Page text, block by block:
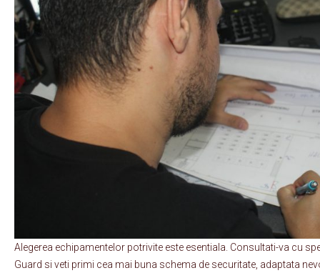
Alegerea echipamentelor potrivite este esentiala. Consultati-va cu
Guard si veti primi cea mai buna schema de securitate, adaptata